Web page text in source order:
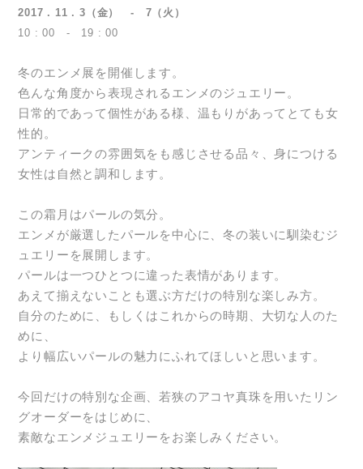
2017 . 11 . 3（金） - 7（火）
10 : 00 - 19 : 00
冬のエンメ展を開催します。
色んな角度から表現されるエンメのジュエリー。
日常的であって個性がある様、温もりがあってとても女
性的。
アンティークの雰囲気をも感じさせる品々、身につける
女性は自然と調和します。
この霜月はパールの気分。
エンメが厳選したパールを中心に、冬の装いに馴染むジ
ュエリーを展開します。
パールは一つひとつに違った表情があります。
あえて揃えないことも選ぶ方だけの特別な楽しみ方。
自分のために、もしくはこれからの時期、大切な人のた
めに、
より幅広いパールの魅力にふれてほしいと思います。
今回だけの特別な企画、若狭のアコヤ真珠を用いたリン
グオーダーをはじめに、
素敵なエンメジュエリーをお楽しみください。